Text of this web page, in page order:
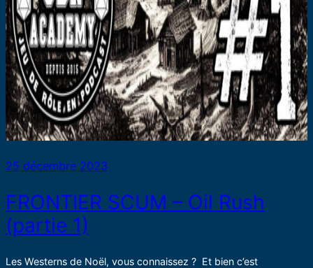
25 décembre 2023
FRONTIER SCUM – Oil Rush
(partie 1)
Les Westerns de Noël, vous connaissez ? Et bien c’est